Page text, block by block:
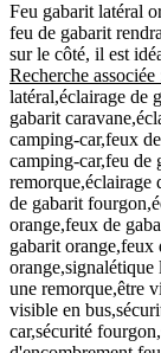
Feu gabarit latéral
feu de gabarit
sur le côté, il est
Recherche associée
latéral,éclairage de
gabarit
camping-car,feux
camping-car,feu de
remorque,éclairage
de gabarit
orange,feux de
gabarit orange,feux
orange,signalétique
une remorque,être
visible en
car,sécurité